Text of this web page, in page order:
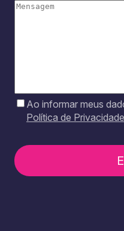
Ao informar meus
Política de Privacidade